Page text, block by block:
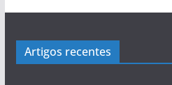
Artigos recentes